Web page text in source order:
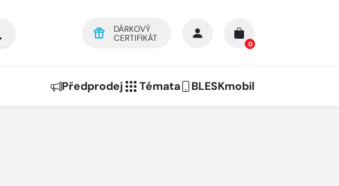
DÁRKOVÝ
CERTIFIKÁT
0
Předprodej Témata BLESKmobil